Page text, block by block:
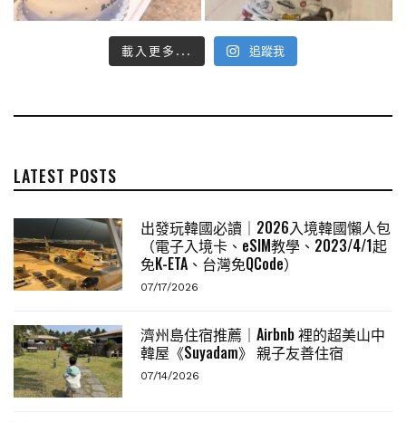
載入更多... 追蹤我
LATEST POSTS
出發玩韓國必讀｜2026入境韓國懶人包
（電子入境卡、eSIM教學、2023/4/1起
免K-ETA、台灣免QCode）
07/17/2026
濟州島住宿推薦｜Airbnb 裡的超美山中
韓屋《Suyadam》 親子友善住宿
07/14/2026